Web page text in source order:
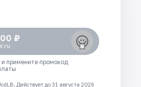
₽
примените промокод
Действует до 31 августа 2026